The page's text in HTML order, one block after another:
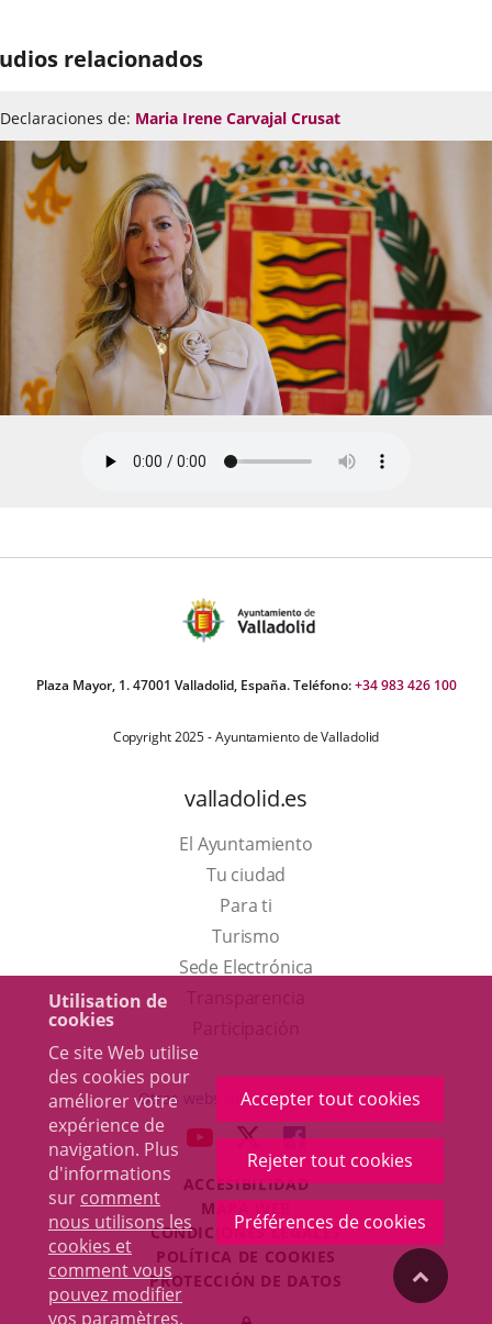
Utilisation de
cookies
Ce site Web utilise
des cookies pour
améliorer votre
expérience de
navigation. Plus
d'informations
sur comment
nous utilisons les
cookies et
comment vous
pouvez modifier
vos paramètres.
Accepter tout cookies
Rejeter tout cookies
Préférences de cookies
relacionados
Declaraciones de: Maria Irene Carvajal Crusat
Plaza Mayor, 1. 47001 Valladolid, España. Teléfono:+34 983 426 100
Copyright 2025 - Ayuntamiento de Valladolid
valladolid.es
El Ayuntamiento
Tu ciudad
Para ti
TurismoEste
enlace
una
ventana
nueva.
Sede Electrónica
externa.
Otras webs del ayuntamiento
ENLACE
UNA
APLICACIÓN
EXTERNA.
ENLACE
A
UNA
APLICACIÓN
EXTERNA.
ENLACE
A
UNA
APLICACIÓN
EXTERNA.
ACCESIBILIDAD
MAPA WEB
CONDICIONES LEGALES
POLÍTICA DE COOKIES
PROTECCIÓN DE DATOS
Iniciar
"Volver